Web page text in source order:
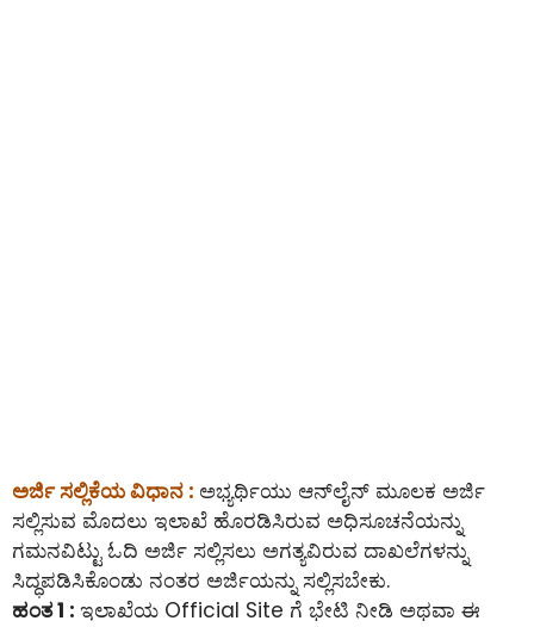
ಅರ್ಜಿ ಸಲ್ಲಿಕೆಯ ವಿಧಾನ : ಅಭ್ಯರ್ಥಿಯು ಆನ್‌ಲೈನ್‌ ಮೂಲಕ ಅರ್ಜಿ
ಸಲ್ಲಿಸುವ ಮೊದಲು ಇಲಾಖೆ ಹೊರಡಿಸಿರುವ ಅಧಿಸೂಚನೆಯನ್ನು
ಗಮನವಿಟ್ಟು ಓದಿ ಅರ್ಜಿ ಸಲ್ಲಿಸಲು ಅಗತ್ಯವಿರುವ ದಾಖಲೆಗಳನ್ನು
ಸಿದ್ಧಪಡಿಸಿಕೊಂಡು ನಂತರ ಅರ್ಜಿಯನ್ನು ಸಲ್ಲಿಸಬೇಕು.
ಹಂತ 1 : ಇಲಾಖೆಯ Official Site ಗೆ ಭೇಟಿ ನೀಡಿ ಅಥವಾ ಈ